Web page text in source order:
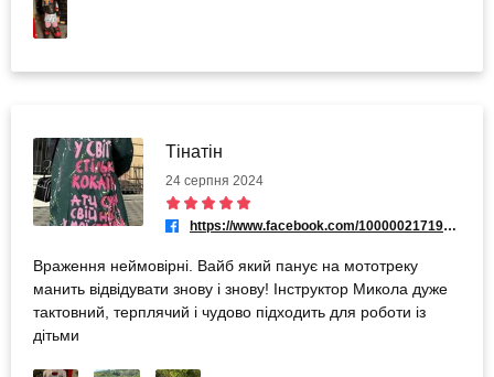
Тінатін
24 серпня 2024
https://www.facebook.com/100000217193743
Враження неймовірні. Вайб який панує на мототреку
манить відвідувати знову і знову! Інструктор Микола дуже
тактовний, терплячий і чудово підходить для роботи із
дітьми